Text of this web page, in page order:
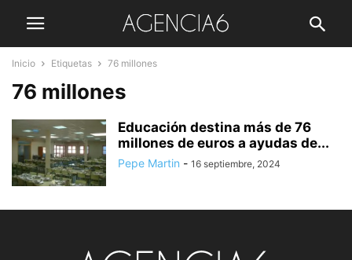
Inicio Etiquetas 76 millones
76 millones
Educación destina más de 76
millones de euros a ayudas de...
Pepe Martin - 16 septiembre, 2024